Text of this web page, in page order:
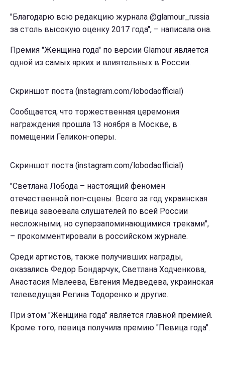
"Благодарю всю редакцию журнала @glamour_russia
за столь высокую оценку 2017 года", – написала она.
Премия "Женщина года" по версии Glamour является
одной из самых ярких и влиятельных в России.
Скриншот поста (instagram.com/lobodaofficial)
Сообщается, что торжественная церемония
награждения прошла 13 ноября в Москве, в
помещении Геликон-оперы.
Скриншот поста (instagram.com/lobodaofficial)
"Светлана Лобода – настоящий феномен
отечественной поп-сцены. Всего за год украинская
певица завоевала слушателей по всей России
несложными, но суперзапоминающимися треками",
– прокомментировали в российском журнале.
Среди артистов, также получивших награды,
оказались Федор Бондарчук, Светлана Ходченкова,
Анастасия Мвлеева, Евгения Медведева, украинская
телеведущая Регина Тодоренко и другие.
При этом "Женщина года" является главной премией.
Кроме того, певица получила премию "Певица года".